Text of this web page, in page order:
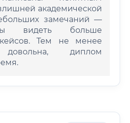
академической
замечаний —
видеть больше
Тем не менее
диплом